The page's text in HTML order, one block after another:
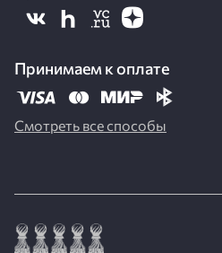
Принимаем к оплате
Смотреть все способы